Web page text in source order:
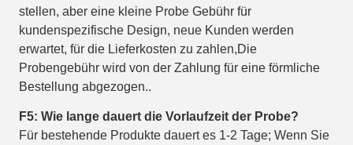
stellen, aber eine kleine Probe Gebühr für
kundenspezifische Design, neue Kunden werden
erwartet, für die Lieferkosten zu zahlen,Die
Probengebühr wird von der Zahlung für eine förmliche
Bestellung abgezogen..
F5: Wie lange dauert die Vorlaufzeit der Probe?
Für bestehende Produkte dauert es 1-2 Tage; Wenn Sie